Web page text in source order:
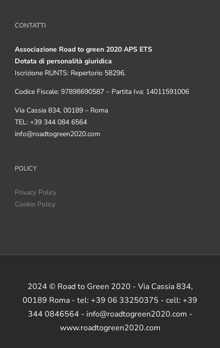
CONTATTI
Associazione Road to green 2020 APS ETS
Dotata di personalità giuridica
Iscrizione RUNTS: Repertorio 58296.
Codice Fiscale: 97898690587 – Partita Iva: 14011591006
Via Cassia 834, 00189 – Roma
TEL: +39 344 084 6564
info@roadtogreen2020.com
POLICY
Privacy Policy
Cookie Policy
2024 © Road to Green 2020 - Via Cassia 834,
00189 Roma - tel: +39 06 33250375 - cell: +39
344 0846564 - info@roadtogreen2020.com -
www.roadtogreen2020.com